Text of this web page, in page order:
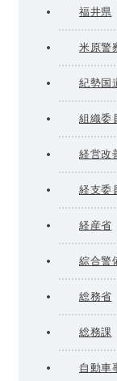
福井県
米原警
紀勢国
組織委
経営改
経支委
経産省
綜合警
総務省
総務課
自動車